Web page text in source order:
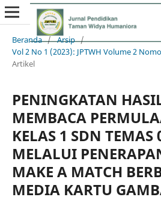
Beranda / Arsip /
Vol 2 No 1 (2023): JPTWH Volume 2
Artikel
PENINGKATAN
MEMBACA
KELAS 1 SDN TEMAS
MELALUI
MAKE A MATCH
MEDIA KARTU